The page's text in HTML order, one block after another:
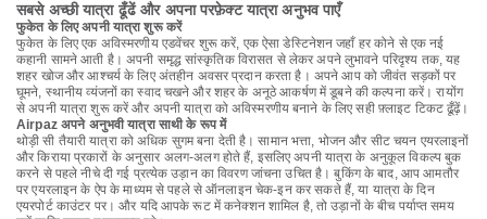
सबसे अच्छी यात्रा ढूँढें और अपना परफ़ेक्ट यात्रा अनुभव पाएँ
फुकेत के लिए अपनी यात्रा शुरू करें
फुकेत के लिए एक अविस्मरणीय एडवेंचर शुरू करें, एक ऐसा डेस्टिनेशन जहाँ हर कोने से एक नई
कहानी सामने आती है। अपनी समृद्ध सांस्कृतिक विरासत से लेकर अपने लुभावने परिदृश्य तक, यह
शहर खोज और आश्चर्य के लिए अंतहीन अवसर प्रदान करता है। अपने आप को जीवंत सड़कों पर
घूमने, स्थानीय व्यंजनों का स्वाद चखने और शहर के अनूठे आकर्षण में डूबने की कल्पना करें। रायोंग
से अपनी यात्रा शुरू करें और अपनी यात्रा को अविस्मरणीय बनाने के लिए सही फ़्लाइट टिकट ढूँढ़ें।
Airpaz अपने अनुभवी यात्रा साथी के रूप में
थोड़ी सी तैयारी यात्रा को अधिक सुगम बना देती है। सामान भत्ता, भोजन और सीट चयन एयरलाइनों
और किराया प्रकारों के अनुसार अलग-अलग होते हैं, इसलिए अपनी यात्रा के अनुकूल विकल्प बुक
करने से पहले नीचे दी गई प्रत्येक उड़ान का विवरण जांचना उचित है। बुकिंग के बाद, आप आमतौर
पर एयरलाइन के ऐप के माध्यम से पहले से ऑनलाइन चेक-इन कर सकते हैं, या यात्रा के दिन
एयरपोर्ट काउंटर पर। और यदि आपके रूट में कनेक्शन शामिल है, तो उड़ानों के बीच पर्याप्त समय